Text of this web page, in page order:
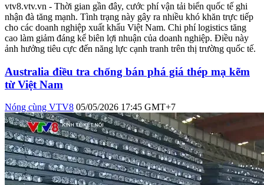
vtv8.vtv.vn - Thời gian gần đây, cước phí vận tải biển quốc tế ghi
nhận đà tăng mạnh. Tình trạng này gây ra nhiều khó khăn trực tiếp
cho các doanh nghiệp xuất khẩu Việt Nam. Chi phí logistics tăng
cao làm giảm đáng kể biên lợi nhuận của doanh nghiệp. Điều này
ảnh hưởng tiêu cực đến năng lực cạnh tranh trên thị trường quốc tế.
Australia điều tra chống bán phá giá thép mạ kẽm
từ Việt Nam
Nóng cùng VTV8 05/05/2026 17:45 GMT+7